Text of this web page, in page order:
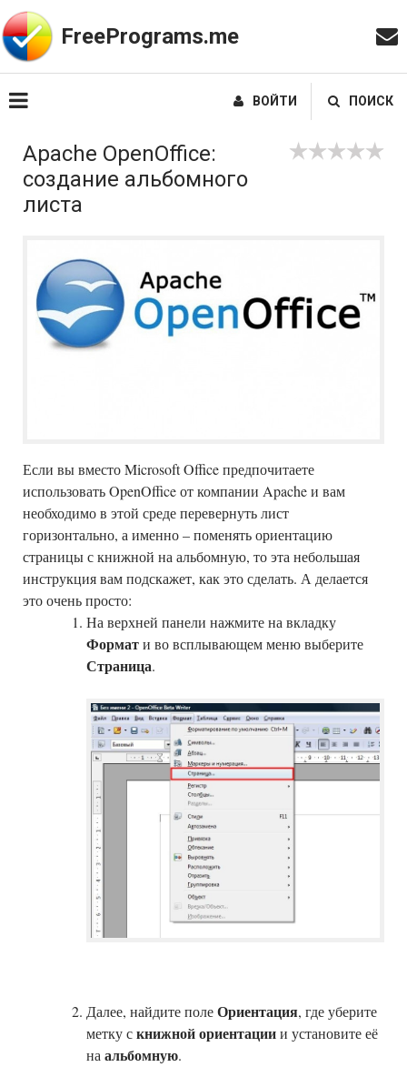
FreePrograms.me
ВОЙТИ ПОИСК
Apache OpenOffice:
создание альбомного
листа
Если вы вместо Microsoft Office предпочитаете
использовать OpenOffice от компании Apache и вам
необходимо в этой среде перевернуть лист
горизонтально, а именно – поменять ориентацию
страницы с книжной на альбомную, то эта небольшая
инструкция вам подскажет, как это сделать. А делается
это очень просто:
На верхней панели нажмите на вкладку
Формати во всплывающем меню выберите
Страница.
Далее, найдите полеОриентация, где уберите
метку скнижной ориентациии установите её
наальбомную.